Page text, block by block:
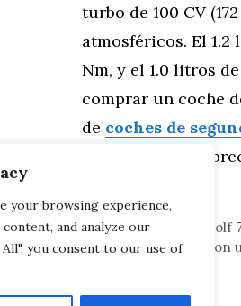
your browsing experience,
and analyze our
you consent to our use of
turbo de 100 CV
atmosféricos. El
Nm, y el 1.0 litros
comprar un coche
de coches de
sueños al mejor
Categorías
General,Motor
Prueba del VW Golf
Bien pensado y con